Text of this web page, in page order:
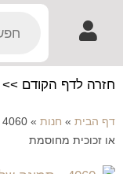
חזרה לדף הקודם >>
דף הבית » חנות »
או זכוכית מחוסמת